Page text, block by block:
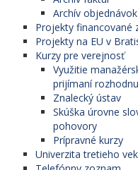
Archív objednávok
Projekty financované
Projekty na EU v
Kurzy pre verejnosť
Využitie
prijímaní
Znalecký ústav
Skúška úrovne
pohovory
Prípravné kurzy
Univerzita tretieho